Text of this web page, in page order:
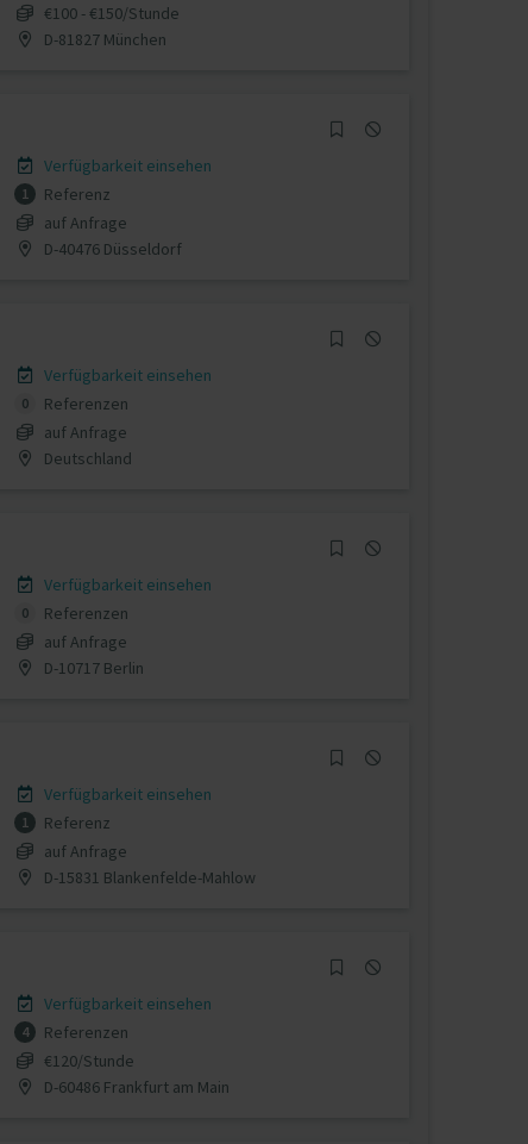
€100 - €150/Stunde
D-81827 München
Verfügbarkeit einsehen
1
Referenz
auf Anfrage
D-40476 Düsseldorf
Verfügbarkeit einsehen
0
Referenzen
auf Anfrage
Deutschland
Verfügbarkeit einsehen
0
Referenzen
auf Anfrage
D-10717 Berlin
Verfügbarkeit einsehen
1
Referenz
auf Anfrage
D-15831 Blankenfelde-Mahlow
Verfügbarkeit einsehen
4
Referenzen
€120/Stunde
D-60486 Frankfurt am Main